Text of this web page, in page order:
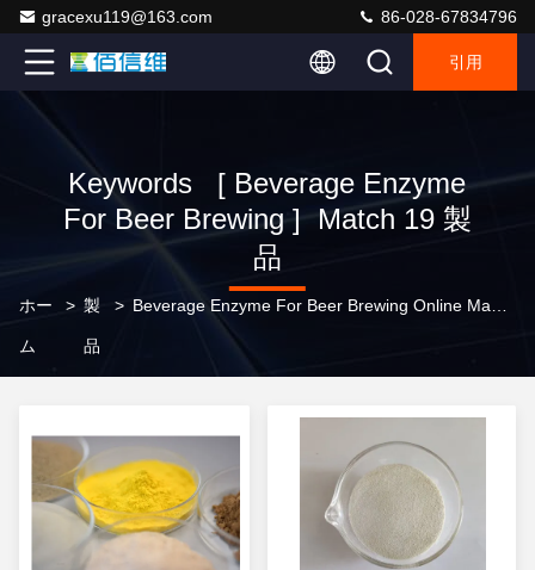
gracexu119@163.com 86-028-67834796
引用
Keywords [ Beverage Enzyme
For Beer Brewing ] Match 19 製
品
ホー
ム
> 製
品
>